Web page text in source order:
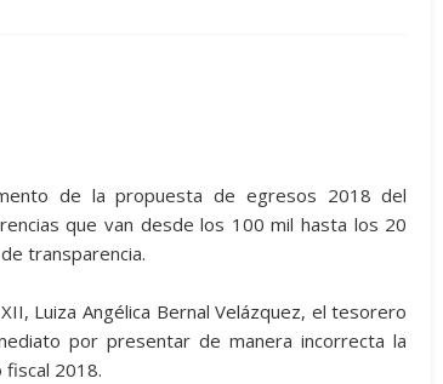
de la propuesta de egresos 2018 del
que van desde los 100 mil hasta los 20
transparencia.
Luiza Angélica Bernal Velázquez, el tesorero
por presentar de manera incorrecta la
2018.